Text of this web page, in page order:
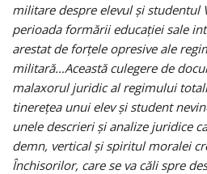
militare despre elevul şi studentul
perioada formării educaţiei sale
arestat de forţele opresive ale
militară…Această culegere de
malaxorul juridic al regimului
tinereţea unui elev şi student
unele descrieri şi analize juridice
demn, vertical şi spiritul moralei
Închisorilor, care se va căli spre